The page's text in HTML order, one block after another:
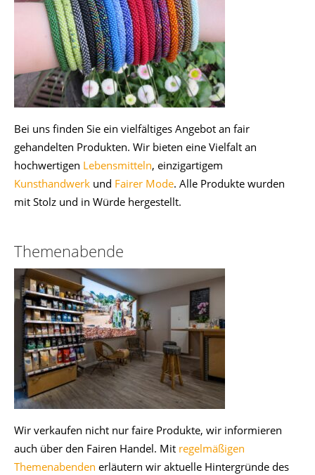
Bei uns finden Sie ein vielfältiges Angebot an fair
gehandelten Produkten. Wir bieten eine Vielfalt an
hochwertigen Lebensmitteln, einzigartigem
Kunsthandwerk und Fairer Mode. Alle Produkte wurden
mit Stolz und in Würde hergestellt.
Themenabende
Wir verkaufen nicht nur faire Produkte, wir informieren
auch über den Fairen Handel. Mit regelmäßigen
Themenabenden erläutern wir aktuelle Hintergründe des